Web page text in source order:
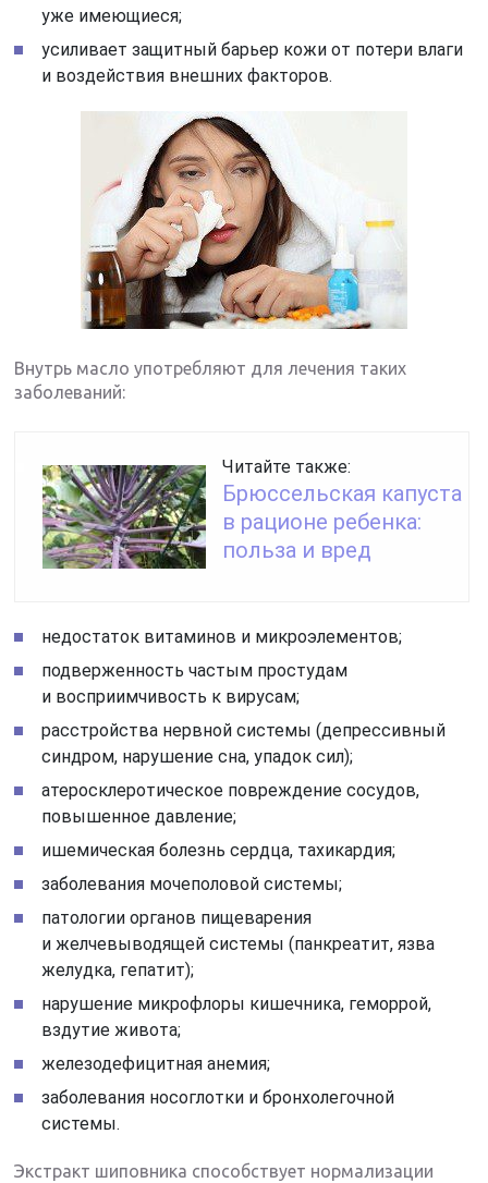
уже имеющиеся;
усиливает защитный барьер кожи от потери влаги
и воздействия внешних факторов.
Внутрь масло употребляют для лечения таких
заболеваний:
Читайте также:
Брюссельская капуста
в рационе ребенка:
польза и вред
недостаток витаминов и микроэлементов;
подверженность частым простудам
и восприимчивость к вирусам;
расстройства нервной системы (депрессивный
синдром, нарушение сна, упадок сил);
атеросклеротическое повреждение сосудов,
повышенное давление;
ишемическая болезнь сердца, тахикардия;
заболевания мочеполовой системы;
патологии органов пищеварения
и желчевыводящей системы (панкреатит, язва
желудка, гепатит);
нарушение микрофлоры кишечника, геморрой,
вздутие живота;
железодефицитная анемия;
заболевания носоглотки и бронхолегочной
системы.
Экстракт шиповника способствует нормализации